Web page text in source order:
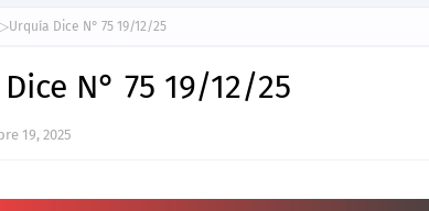
▷Urquía Dice N° 75 19/12/25
N° 75 19/12/25
19, 2025